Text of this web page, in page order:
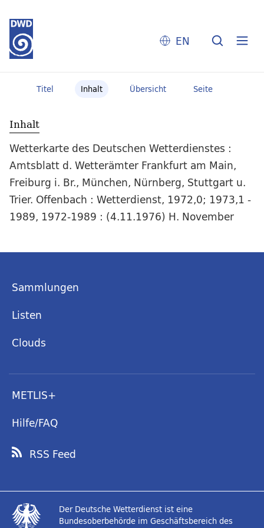
EN
Titel Inhalt Übersicht Seite
Inhalt
Wetterkarte des Deutschen Wetterdienstes :
Amtsblatt d. Wetterämter Frankfurt am Main,
Freiburg i. Br., München, Nürnberg, Stuttgart u.
Trier. Offenbach : Wetterdienst, 1972,0; 1973,1 -
1989, 1972-1989 : (4.11.1976) H. November
Sammlungen
Listen
Clouds
METLIS+
Hilfe/FAQ
RSS Feed
Der Deutsche Wetterdienst ist eine
Bundesoberbehörde im Geschäftsbereich des